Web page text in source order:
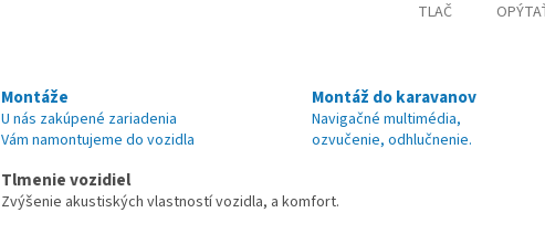
TLAČ
Montáže
U nás zakúpené zariadenia
Vám namontujeme do vozidla
Montáž do karavanov
Navigačné multimédia,
ozvučenie, odhlučnenie.
Tlmenie vozidiel
Zvýšenie akustiských vlastností vozidla, a komfort.